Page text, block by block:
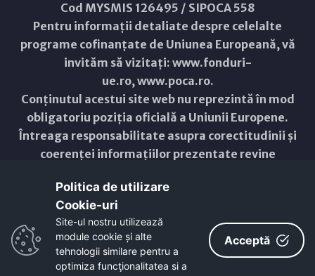
Cod MYSMIS 126495 / SIPOCA 558
Pentru informații detaliate despre celelalte
programe cofinanțate de Uniunea Europeană, vă
invităm să vizitați: www.fonduri-
ue.ro,www.poca.ro.
Conținutul acestui site web nu reprezintă în mod
obligatoriu poziția oficială a Uniunii Europene.
Întreaga responsabilitate asupra corectitudinii și
coerenței informațiilor prezentate revine
Copyright © 2021 - 2026 -
ResponsiveVoice
Non-Commercial License
Politica de utilizare
Cookie-uri‎
Site-ul nostru utilizează
module cookie și alte
tehnologii similare pentru a
optimiza funcţionalitatea si a
Acceptă